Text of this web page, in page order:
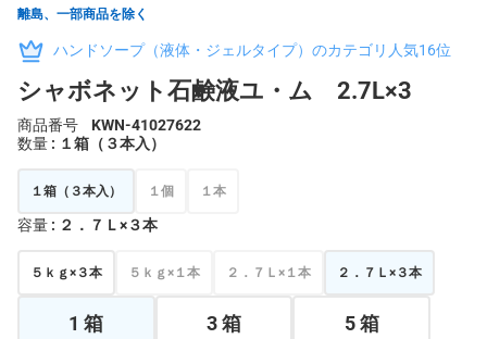
離島、一部商品を除く
ハンドソープ（液体・ジェルタイプ）のカテゴリ人気16位
シャボネット石鹸液ユ・ム 2.7L×3
商品番号
KWN-41027622
数量 : １箱（３本入）
１箱（３本入） １個 １本
容量 : ２．７Ｌ×３本
５ｋｇ×３本 ５ｋｇ×１本 ２．７Ｌ×１本 ２．７Ｌ×３本
1 箱
3 箱
5 箱